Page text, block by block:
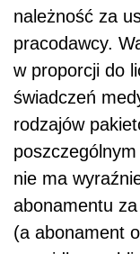
należność za
pracodawcy.
w proporcji do
świadczeń
rodzajów
nie ma
abonamentu
(a abonament